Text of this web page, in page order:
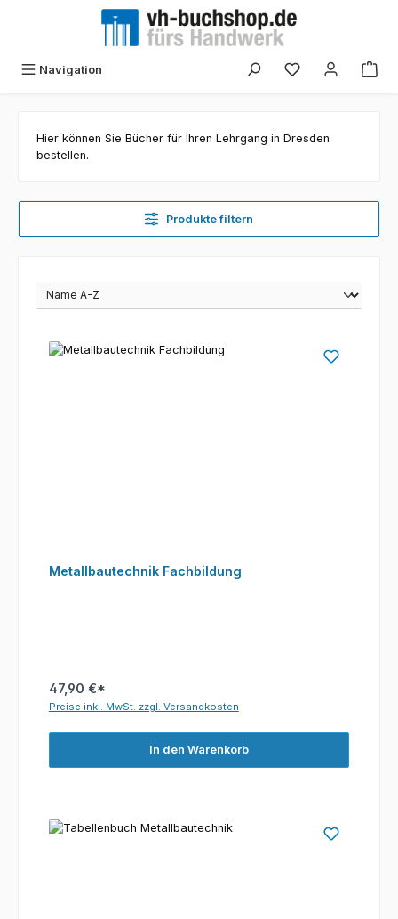
Zum Hauptinhalt springen
Navigation
Hier können Sie Bücher für Ihren Lehrgang in Dresden
bestellen.
Produkte filtern
Metallbautechnik Fachbildung
47,90 €*
Preise inkl. MwSt. zzgl. Versandkosten
In den Warenkorb